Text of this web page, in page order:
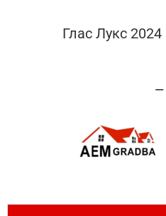
Глас Лукс 2024
—